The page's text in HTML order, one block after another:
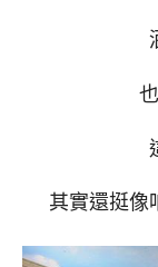
其實還挺像